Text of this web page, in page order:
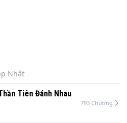
Nhật
Tiên Đánh Nhau
793 Chương